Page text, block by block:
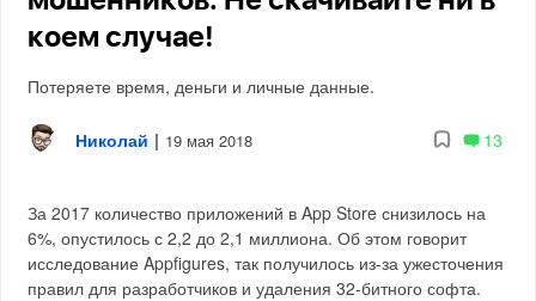
коем случае!
Потеряете время, деньги и личные данные.
Николай | 19 мая 2018 13
За 2017 количество приложений в App Store снизилось на
6%, опустилось с 2,2 до 2,1 миллиона. Об этом говорит
исследование Appfigures, так получилось из-за ужесточения
правил для разработчиков и удаления 32-битного софта.